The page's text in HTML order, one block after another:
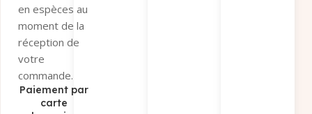
bancaires par
WhatsApp.
Uniquement
Virement
en espèces au
moment de la
réception de
votre
commande.
Paiement par
carte